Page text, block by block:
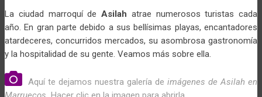
La ciudad marroquí de Asilah atrae numerosos turistas cada
año. En gran parte debido a sus bellísimas playas, encantadores
atardeceres, concurridos mercados, su asombrosa gastronomía
y la hospitalidad de su gente. Veamos más sobre ella.
Aquí te dejamos nuestra galería de imágenes de Asilah en